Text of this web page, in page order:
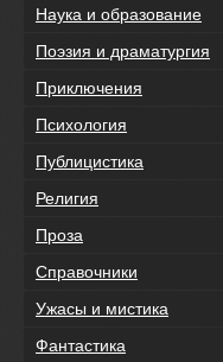
Наука и образование
Поэзия и драматургия
Приключения
Психология
Публицистика
Религия
Проза
Справочники
Ужасы и мистика
Фантастика